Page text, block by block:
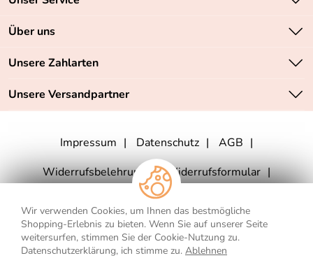
Wir verwenden Cookies, um Ihnen das bestmögliche
Shopping-Erlebnis zu bieten. Wenn Sie auf unserer Seite
weitersurfen, stimmen Sie der Cookie-Nutzung zu.
Datenschutzerklärung, ich stimme zu. Ablehnen
Kontakt
Retourenabwicklung
Lieferbedingungen
Über uns
Unsere Bestseller
Neu
Unsere Zahlarten
Unsere Versandpartner
Impressum Datenschutz
AGB
Widerrufsbelehrung
Widerrufsformular
Vertrag widerrufen
** Für Lieferungen nach Deutschland. Die Lieferzeiten für andere Länder